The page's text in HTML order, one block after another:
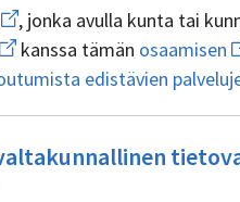
Avaa
uuden
ikkunan
, jonka avulla kunta tai
Avaa
uuden
kanssa tämän osaamisen
edistävien